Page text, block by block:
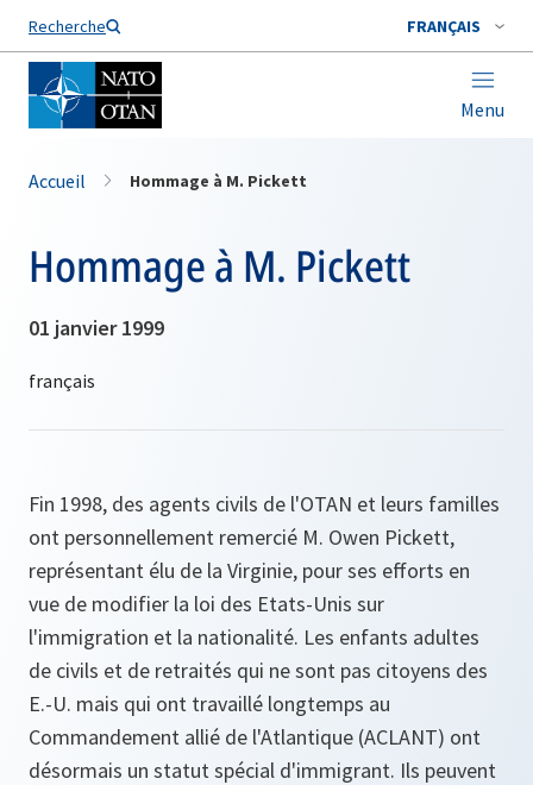
Recherche FRANÇAIS
Menu
Nom de famille*
Accueil Hommage à M. Pickett
Hommage à M. Pickett
01 janvier 1999
Fin 1998, des agents civils de l'OTAN et leurs familles
ont personnellement remercié M. Owen Pickett,
représentant élu de la Virginie, pour ses efforts en
vue de modifier la loi des Etats-Unis sur
l'immigration et la nationalité. Les enfants adultes
de civils et de retraités qui ne sont pas citoyens des
E.-U. mais qui ont travaillé longtemps au
Commandement allié de l'Atlantique (ACLANT) ont
désormais un statut spécial d'immigrant. Ils peuvent